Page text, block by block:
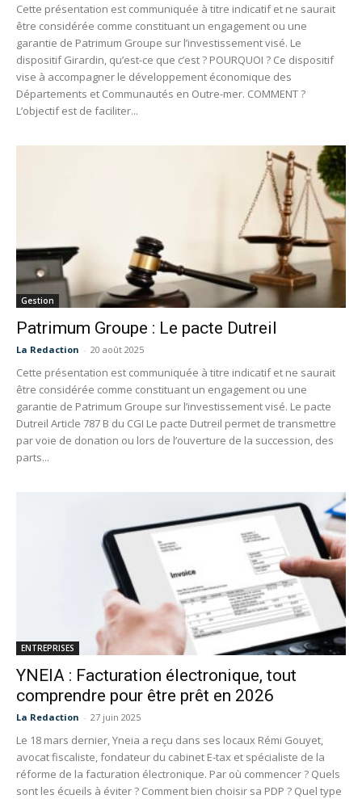
Cette présentation est communiquée à titre indicatif et ne saurait
être considérée comme constituant un engagement ou une
garantie de Patrimum Groupe sur l’investissement visé. Le
dispositif Girardin, qu’est-ce que c’est ? POURQUOI ? Ce dispositif
vise à accompagner le développement économique des
Départements et Communautés en Outre-mer. COMMENT ?
L’objectif est de faciliter...
Gestion
Patrimum Groupe : Le pacte Dutreil
La Redaction - 20 août 2025
Cette présentation est communiquée à titre indicatif et ne saurait
être considérée comme constituant un engagement ou une
garantie de Patrimum Groupe sur l’investissement visé. Le pacte
Dutreil Article 787 B du CGI Le pacte Dutreil permet de transmettre
par voie de donation ou lors de l’ouverture de la succession, des
parts...
ENTREPRISES
YNEIA : Facturation électronique, tout
comprendre pour être prêt en 2026
La Redaction - 27 juin 2025
Le 18 mars dernier, Yneia a reçu dans ses locaux Rémi Gouyet,
avocat fiscaliste, fondateur du cabinet E-tax et spécialiste de la
réforme de la facturation électronique. Par où commencer ? Quels
sont les écueils à éviter ? Comment bien choisir sa PDP ? Quel type